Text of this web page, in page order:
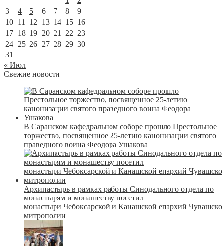
3
4 5 6 7 8
9
10 11 12 13 14 15 16
17 18 19 20 21 22 23
24 25 26 27 28 29 30
31
« Июл
Свежие новости
В Саранском кафедральном соборе прошло Престольное
торжество, посвященное 25-летию канонизации святого
праведного воина Феодора Ушакова
Архипастырь в рамках работы Синодального отдела по
монастырям и монашеству посетил
монастыри Чебоксарской и Канашской епархий
митрополии